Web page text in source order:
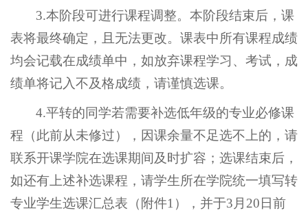
3.本阶段可进行课程调整。本阶段结束后，课
表将最终确定，且无法更改。课表中所有课程成绩
均会记载在成绩单中，如放弃课程学习、考试，成
绩单将记入不及格成绩，请谨慎选课。
4.平转的同学若需要补选低年级的专业必修课
程（此前从未修过），因课余量不足选不上的，请
联系开课学院在选课期间及时扩容；选课结束后，
如还有上述补选课程，请学生所在学院统一填写转
专业学生选课汇总表（附件1），并于3月20日前